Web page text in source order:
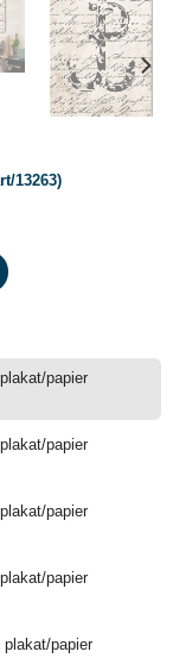
13263)
papier
papier
papier
papier
papier